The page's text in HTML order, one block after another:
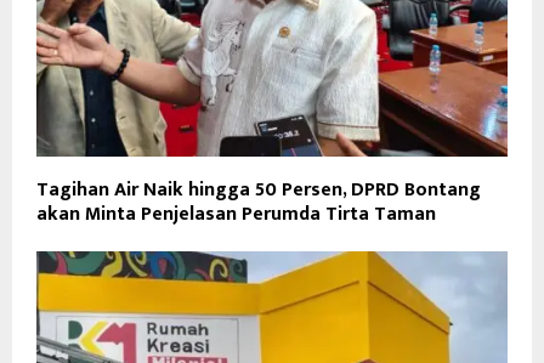
Tagihan Air Naik hingga 50 Persen, DPRD Bontang
akan Minta Penjelasan Perumda Tirta Taman